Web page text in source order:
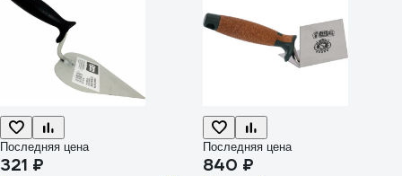
Последняя цена
321 ₽
Последняя цена
840 ₽